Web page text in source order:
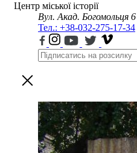
Центр міської історії
Вул. Акад. Богомольця 6
Тел.: +38-032-275-17-34